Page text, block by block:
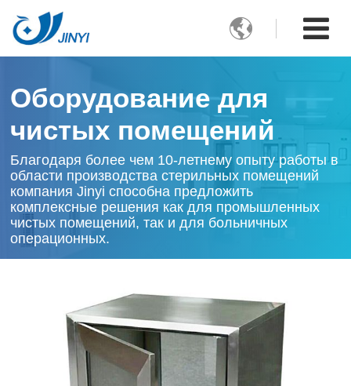

Оборудование для
чистых помещений
Благодаря более чем 10-летнему опыту работы в
области производства стерильных помещений
компания Jinyi способна предложить
комплексные решения как для промышленных
чистых помещений, так и для больничных
операционных.